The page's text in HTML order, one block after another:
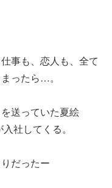
事も、恋人も、全て
ったら…。
送っていた夏絵
社してくる。
だったー